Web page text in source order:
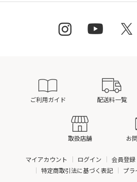
ご利用ガイド 配送料一覧
取扱店舗 お
マイアカウント ログイン 会員登録
特定商取引法に基づく表記
プラ